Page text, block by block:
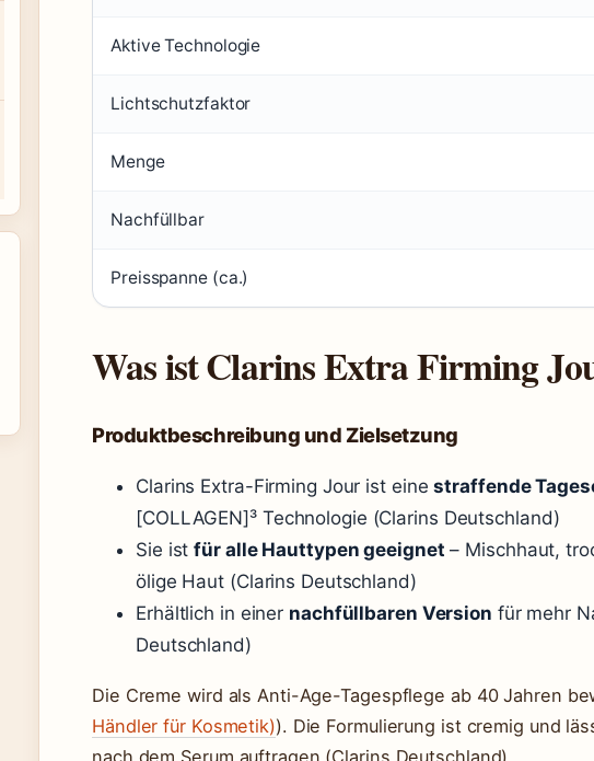
Aktive Technologie
Lichtschutzfaktor
Menge
Nachfüllbar
Preisspanne (ca.)
Was ist Clarins Extra Firming
Produktbeschreibung und Zielsetzung
Clarins Extra-Firming Jour ist einestraffende
[COLLAGEN]³ Technologie (Clarins Deutschland)
Sie istfür alle Hauttypen geeignet – Mischhaut,
ölige Haut (Clarins Deutschland)
Erhältlich in einer nachfüllbaren Version für mehr
Deutschland)
Die Creme wird als Anti-Age-Tagespflege ab 40 Jahren
Händler für Kosmetik)). Die Formulierung ist cremig und
nach dem Serum auftragen (Clarins Deutschland).